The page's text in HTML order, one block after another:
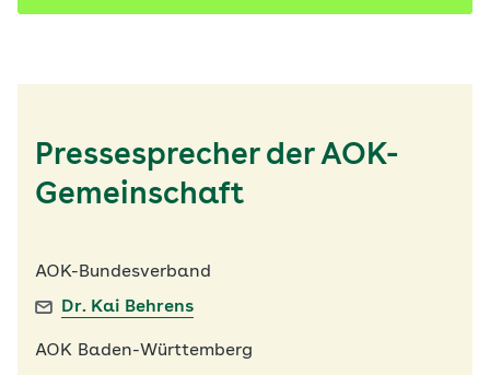
Pressesprecher der AOK-
Gemeinschaft
AOK-Bundesverband
Dr. Kai Behrens
AOK Baden-Württemberg